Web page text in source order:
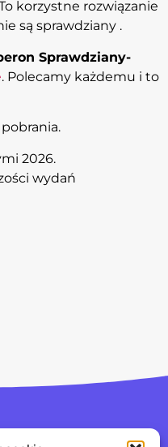
korzystne rozwiązanie
są sprawdziany .
Sprawdziany-
. Polecamy każdemu i to
2026.
wydań